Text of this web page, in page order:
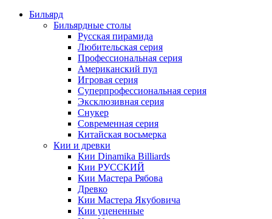
Бильярд
Бильярдные столы
Русская пирамида
Любительская серия
Профессиональная серия
Американский пул
Игровая серия
Суперпрофессиональная серия
Эксклюзивная серия
Снукер
Современная серия
Китайская восьмерка
Кии и древки
Кии Dinamika Billiards
Кии РУССКИЙ
Кии Мастера Рябова
Древко
Кии Мастера Якубовича
Кии уцененные